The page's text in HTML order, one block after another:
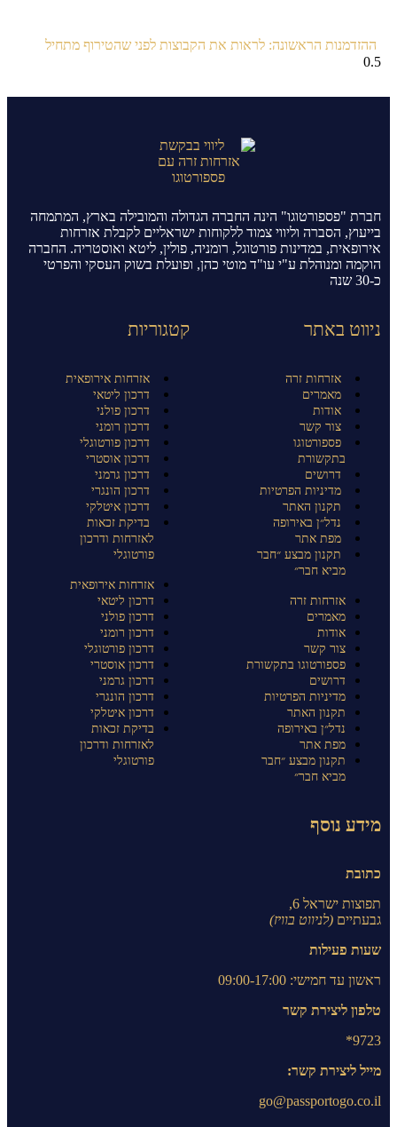
ההזדמנות הראשונה: לראות את הקבוצות לפני שהטירוף מתחיל
חברת "פספורטוגו" הינה החברה הגדולה והמובילה בארץ, המתמחה
בייעוץ, הסברה וליווי צמוד ללקוחות ישראליים לקבלת אזרחות
אירופאית, במדינות פורטוגל, רומניה, פולין, ליטא ואוסטריה. החברה
הוקמה ומנוהלת ע"י עו"ד מוטי כהן, ופועלת בשוק העסקי והפרטי
כ-30 שנה
ניווט באתר
אזרחות זרה
מאמרים
אודות
צור קשר
פספורטוגו
בתקשורת
דרושים
מדיניות הפרטיות
תקנון האתר
נדל״ן באירופה
מפת אתר
תקנון מבצע ״חבר
מביא חבר״
אזרחות זרה
מאמרים
אודות
צור קשר
פספורטוגו בתקשורת
דרושים
מדיניות הפרטיות
תקנון האתר
נדל״ן באירופה
מפת אתר
תקנון מבצע ״חבר
מביא חבר״
קטגוריות
אזרחות אירופאית
דרכון ליטאי
דרכון פולני
דרכון רומני
דרכון פורטוגלי
דרכון אוסטרי
דרכון גרמני
דרכון הונגרי
דרכון איטלקי
בדיקת זכאות
לאזרחות ודרכון
פורטוגלי
אזרחות אירופאית
דרכון ליטאי
דרכון פולני
דרכון רומני
דרכון פורטוגלי
דרכון אוסטרי
דרכון גרמני
דרכון הונגרי
דרכון איטלקי
בדיקת זכאות
לאזרחות ודרכון
פורטוגלי
מידע נוסף
כתובת
תפוצות ישראל 6,
גבעתיים (לניווט בוויז)
שעות פעילות
ראשון עד חמישי: 09:00-17:00
טלפון ליצירת קשר
9723*
מייל ליצירת קשר:
go@passportogo.co.il